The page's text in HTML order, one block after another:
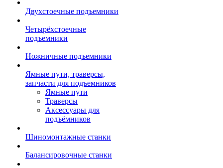
Двухстоечные подъемники
Четырёхстоечные
подъемники
Ножничные подъемники
Ямные пути, траверсы,
запчасти для подъемников
Ямные пути
Траверсы
Аксессуары для
подъёмников
Шиномонтажные станки
Балансировочные станки